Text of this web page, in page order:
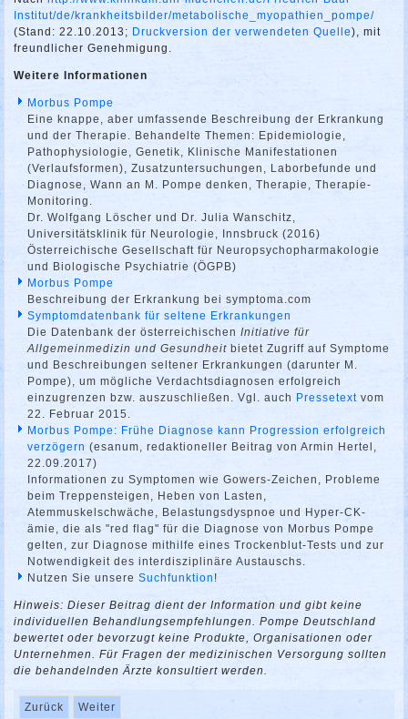
Institut/de/krankheitsbilder/metabolische_myopathien_pompe/
(Stand: 22.10.2013; Druckversion der verwendeten Quelle), mit
freundlicher Genehmigung.
Weitere Informationen
Morbus Pompe
Eine knappe, aber umfassende Beschreibung der Erkrankung
und der Therapie. Behandelte Themen: Epidemiologie,
Pathophysiologie, Genetik, Klinische Manifestationen
(Verlaufsformen), Zusatzuntersuchungen, Laborbefunde und
Diagnose, Wann an M. Pompe denken, Therapie, Therapie-
Monitoring.
Dr. Wolfgang Löscher und Dr. Julia Wanschitz,
Universitätsklinik für Neurologie, Innsbruck (2016)
Österreichische Gesellschaft für Neuropsychopharmakologie
und Biologische Psychiatrie (ÖGPB)
Morbus Pompe
Beschreibung der Erkrankung bei symptoma.com
Symptomdatenbank für seltene Erkrankungen
Die Datenbank der österreichischenInitiative für
Allgemeinmedizin und Gesundheit bietet Zugriff auf Symptome
und Beschreibungen seltener Erkrankungen (darunter M.
Pompe), um mögliche Verdachtsdiagnosen erfolgreich
einzugrenzen bzw. auszuschließen. Vgl. auch Pressetext vom
22. Februar 2015.
Morbus Pompe: Frühe Diagnose kann Progression erfolgreich
verzögern (esanum, redaktioneller Beitrag von Armin Hertel,
22.09.2017)
Informationen zu Symptomen wie Gowers-Zeichen, Probleme
beim Treppensteigen, Heben von Lasten,
Atemmuskelschwäche, Belastungsdyspnoe und Hyper-CK-
ämie, die als "red flag" für die Diagnose von Morbus Pompe
gelten, zur Diagnose mithilfe eines Trockenblut-Tests und zur
Notwendigkeit des interdisziplinäre Austauschs.
Nutzen Sie unsereSuchfunktion !
Hinweis: Dieser Beitrag dient der Information und gibtkeine
individuellen Behandlungsempfehlungen
. Pompe Deutschland
bewertet oder bevorzugt keine Produkte, Organisationen oder
Unternehmen.Für Fragen der medizinischen Versorgung sollten
die behandelnden Ärzte konsultiert werden.
Zurück Weiter